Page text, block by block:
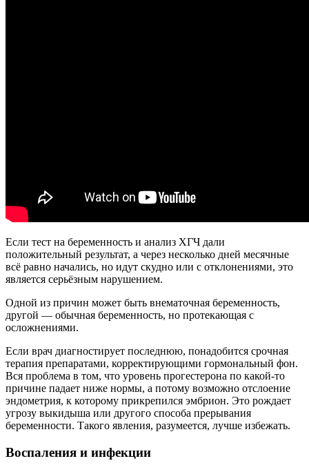
Если тест на беременность и анализ ХГЧ дали
положительный результат, а через несколько дней месячные
всё равно начались, но идут скудно или с отклонениями, это
является серьёзным нарушением.
Одной из причин может быть внематочная беременность,
другой — обычная беременность, но протекающая с
осложнениями.
Если врач диагностирует последнюю, понадобится срочная
терапия препаратами, корректирующими гормональный фон.
Вся проблема в том, что уровень прогестерона по какой-то
причине падает ниже нормы, а потому возможно отслоение
эндометрия, к которому прикрепился эмбрион. Это рождает
угрозу выкидыша или другого способа прерывания
беременности. Такого явления, разумеется, лучше избежать.
Воспаления и инфекции